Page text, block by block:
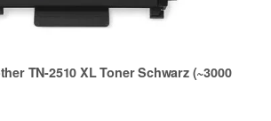
TN-2510 XL Toner Schwarz (~3000